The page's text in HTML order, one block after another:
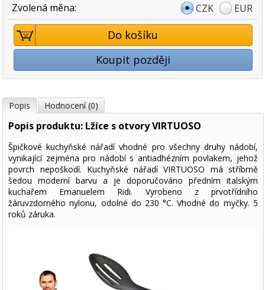
Zvolená měna: CZK EUR
Do košíku
Koupit později
Popis Hodnocení (0)
Popis produktu: Lžíce s otvory VIRTUOSO
Špičkové kuchyňské nářadí vhodné pro všechny druhy nádobí,
vynikající zejména pro nádobí s antiadhézním povlakem, jehož
povrch nepoškodí. Kuchyňské nářadí VIRTUOSO má stříbrně
šedou moderní barvu a je doporučováno předním italským
kuchařem Emanuelem Ridi. Vyrobeno z prvotřídního
žáruvzdorného nylonu, odolné do 230 °C. Vhodné do myčky. 5
roků záruka.